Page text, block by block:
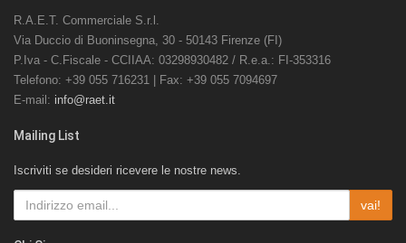
R.A.E.T. Commerciale S.r.l.
Via Duccio di Buoninsegna, 30 - 50143 Firenze (FI)
P.Iva - C.Fiscale - CCIIAA: 03298930482 / R.e.a.: FI-353316
Telefono: +39 055 716231 | Fax: +39 055 7094697
E-mail: info@raet.it
Mailing List
Iscriviti se desideri ricevere le nostre news.
vai!